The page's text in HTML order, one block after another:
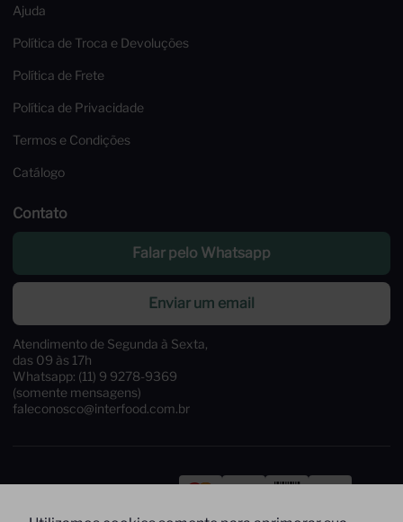
Ajuda
Política de Troca e Devoluções
Política de Frete
Política de Privacidade
Termos e Condições
Catálogo
Contato
Falar pelo Whatsapp
Enviar um email
Atendimento de Segunda à Sexta,
das 09 às 17h
Whatsapp: (11) 9 9278-9369
(somente mensagens)
faleconosco@interfood.com.br